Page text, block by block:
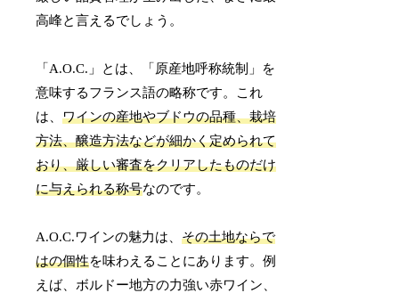
高峰と言えるでしょう。
「A.O.C.」とは、「原産地呼称統制」を
意味するフランス語の略称です。これ
は、ワインの産地やブドウの品種、栽培
方法、醸造方法などが細かく定められて
おり、厳しい審査をクリアしたものだけ
に与えられる称号なのです。
A.O.C.ワインの魅力は、その土地ならで
はの個性を味わえることにあります。例
えば、ボルドー地方の力強い赤ワイン、